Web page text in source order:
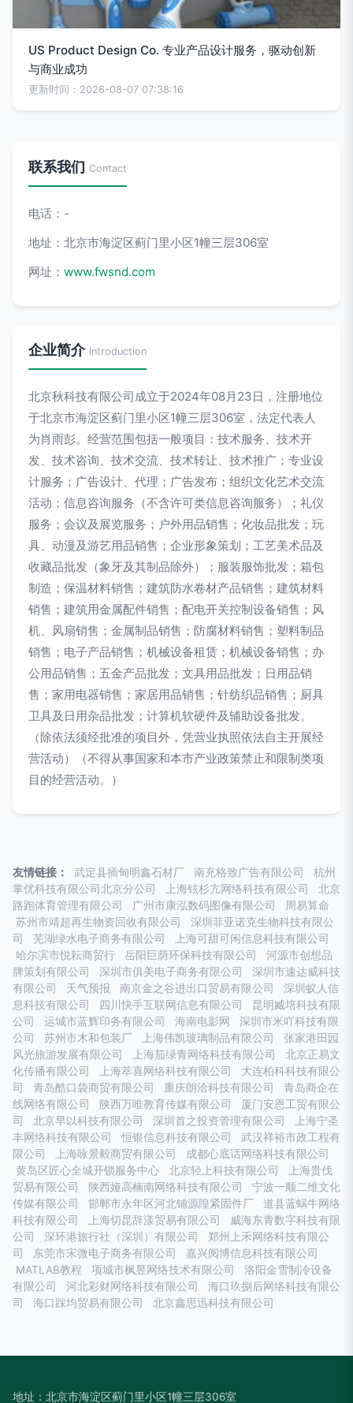
US Product Design Co. 专业产品设计服务，驱动创新
与商业成功
更新时间：2026-08-07 07:38:16
联系我们 Contact
电话：-
地址：北京市海淀区蓟门里小区1幢三层306室
网址： www.fwsnd.com
企业简介 Introduction
北京秋科技有限公司成立于2024年08月23日，注册地位
于北京市海淀区蓟门里小区1幢三层306室，法定代表人
为肖雨彭。经营范围包括一般项目：技术服务、技术开
发、技术咨询、技术交流、技术转让、技术推广；专业设
计服务；广告设计、代理；广告发布；组织文化艺术交流
活动；信息咨询服务（不含许可类信息咨询服务）；礼仪
服务；会议及展览服务；户外用品销售；化妆品批发；玩
具、动漫及游艺用品销售；企业形象策划；工艺美术品及
收藏品批发（象牙及其制品除外）；服装服饰批发；箱包
制造；保温材料销售；建筑防水卷材产品销售；建筑材料
销售；建筑用金属配件销售；配电开关控制设备销售；风
机、风扇销售；金属制品销售；防腐材料销售；塑料制品
销售；电子产品销售；机械设备租赁；机械设备销售；办
公用品销售；五金产品批发；文具用品批发；日用品销
售；家用电器销售；家居用品销售；针纺织品销售；厨具
卫具及日用杂品批发；计算机软硬件及辅助设备批发。
（除依法须经批准的项目外，凭营业执照依法自主开展经
营活动）（不得从事国家和本市产业政策禁止和限制类项
目的经营活动。）
友情链接： 武定县插甸明鑫石材厂 南充格致广告有限公司
杭州
掌优科技有限公司北京分公司
上海铉杉亢网络科技有限公司
北京
路跑体育管理有限公司
广州市康泓数码图像有限公司
周易算命
苏州市靖超再生物资回收有限公司
深圳菲亚诺克生物科技有限公
司
芜湖绿水电子商务有限公司
上海可甜可闲信息科技有限公司
哈尔滨市悦耘商贸行
岳阳巨荫环保科技有限公司
河源市创想品
牌策划有限公司
深圳市俱美电子商务有限公司
深圳市速达威科技
有限公司
天气预报 南京金之谷进出口贸易有限公司
深圳蚁人信
息科技有限公司
四川快手互联网信息有限公司
昆明臧培科技有限
公司
运城市蓝辉印务有限公司 海南电影网
深圳市米吖科技有限
公司
苏州市木和包装厂 上海伟凯玻璃制品有限公司
张家港田园
风光旅游发展有限公司
上海茄绿青网络科技有限公司
北京正易文
化传播有限公司
上海萃喜网络科技有限公司
大连柏科科技有限公
司
青岛酷口袋商贸有限公司 重庆朗洽科技有限公司
青岛商企在
线网络有限公司
陕西万唯教育传媒有限公司
厦门安恩工贸有限公
司
北京早以科技有限公司 深圳首之投资管理有限公司
上海宁圣
丰网络科技有限公司
恒银信息科技有限公司
武汉祥裕市政工程有
限公司
上海咏景毅商贸有限公司
成都心底话网络科技有限公司
黄岛区匠心全城开锁服务中心
北京轻上科技有限公司
上海贵伐
贸易有限公司
陕西娅高楠南网络科技有限公司
宁波一顺二维文化
传媒有限公司
邯郸市永年区河北铺源隍紧固件厂
道县蓝蜗牛网络
科技有限公司
上海切昆辞漾贸易有限公司
威海东青数字科技有限
公司
深环港旅行社（深圳）有限公司
郑州上禾网络科技有限公
司
东莞市宋微电子商务有限公司
嘉兴阅博信息科技有限公司
MATLAB教程
项城市枫昱网络技术有限公司
洛阳金雪制冷设备
有限公司
河北彩财网络科技有限公司
海口玖捌后网络科技有限公
司
海口踩均贸易有限公司 北京鑫思迅科技有限公司
地址：北京市海淀区蓟门里小区1幢三层306室